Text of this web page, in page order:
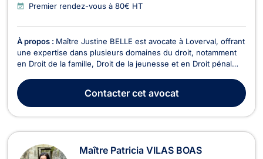
Premier rendez-vous à 80€ HT
À propos : Maître Justine BELLE est avocate à Loverval, offrant
une expertise dans plusieurs domaines du droit, notamment
en Droit de la famille, Droit de la jeunesse et en Droit pénal
accompagnement juridique fiable et professionnel, adapté à
vos besoins spécifiques.Contactercet avocat
Maître Patricia VILAS BOAS